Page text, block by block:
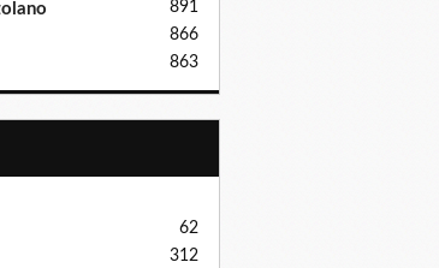
891
866
863
62
312